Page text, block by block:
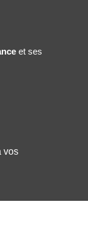
et ses
vos